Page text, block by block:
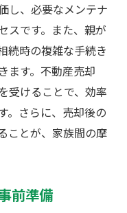
し、必要なメンテナ
スです。また、親が
続時の複雑な手続き
ます。不動産売却
受けることで、効率
。さらに、売却後の
ことが、家族間の摩
前準備